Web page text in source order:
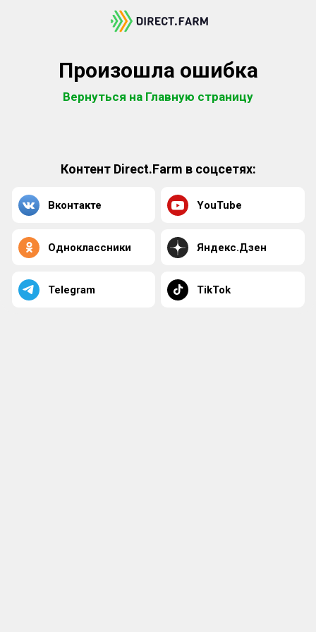
Произошла ошибка
Вернуться на Главную страницу
Контент Direct.Farm в соцсетях:
Вконтакте YouTube
Одноклассники Яндекс.Дзен
Telegram TikTok